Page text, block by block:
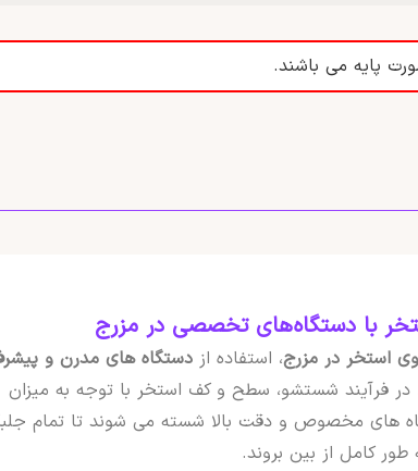
پایه می باشند.
با دستگاه‌های تخصصی در مزرج
استخر در مزرج، استفاده از دستگاه های مدرن و
در فرآیند شستشو، سطح و کف استخر با توجه به میزان
های مخصوص و دقت بالا شسته می شوند تا تمام
کامل از بین بروند.